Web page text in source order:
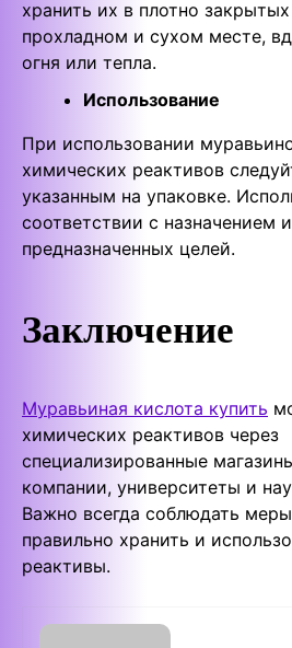
хранить их в плотно
прохладном и сухом месте,
огня или тепла.
Использование
При использовании
химических реактивов
указанным на упаковке.
соответствии с назначением
предназначенных целей.
Заключение
Муравьиная кислота купить
химических реактивов через
специализированные
компании, университеты и
Важно всегда соблюдать
правильно хранить и
реактивы.